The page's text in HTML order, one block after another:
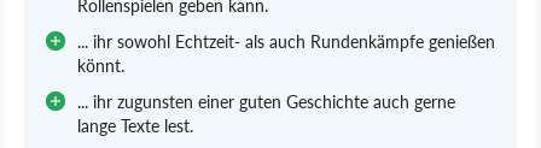
... ihr sowohl Echtzeit- als auch Rundenkämpfe genießen
könnt.
... ihr zugunsten einer guten Geschichte auch gerne
lange Texte lest.